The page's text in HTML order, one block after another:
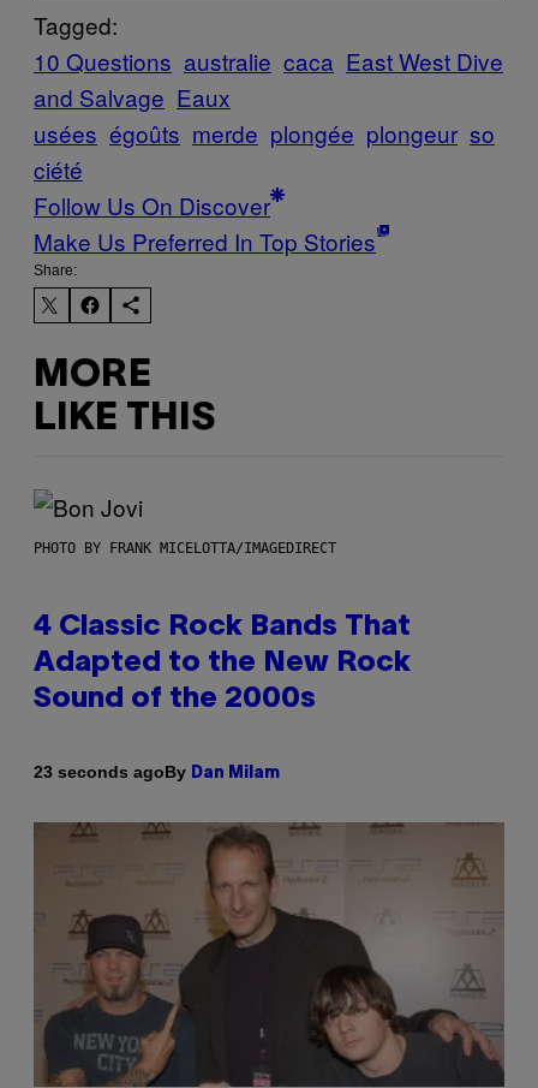
Tagged:
10 Questions australie caca East West Dive
and Salvage Eaux
usées égoûts merde plongée plongeur so
ciété
Follow Us On Discover
Make Us Preferred In Top Stories
Share:
MORE
LIKE THIS
PHOTO BY FRANK MICELOTTA/IMAGEDIRECT
4 Classic Rock Bands That
Adapted to the New Rock
Sound of the 2000s
23 seconds agoBy Dan Milam